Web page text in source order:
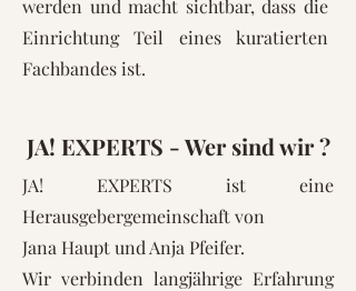
werden und macht sichtbar, dass die
Einrichtung Teil eines kuratierten
Fachbandes ist.
JA! EXPERTS - Wer sind wir ?
JA! EXPERTS ist eine
Herausgebergemeinschaft von
Jana Haupt und Anja Pfeifer.
Wir verbinden langjährige Erfahrung